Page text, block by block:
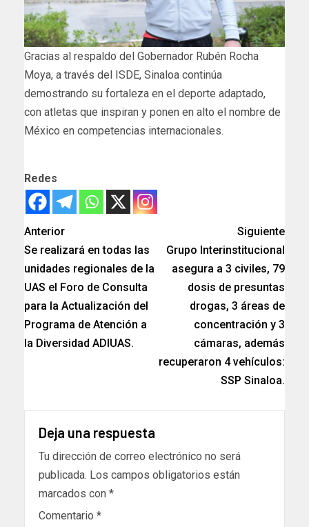
Gracias al respaldo del Gobernador Rubén Rocha
Moya, a través del ISDE, Sinaloa continúa
demostrando su fortaleza en el deporte adaptado,
con atletas que inspiran y ponen en alto el nombre de
México en competencias internacionales.
Redes
Anterior
Se realizará en todas las
unidades regionales de la
UAS el Foro de Consulta
para la Actualización del
Programa de Atención a
la Diversidad ADIUAS.
Siguiente
Grupo Interinstitucional
asegura a 3 civiles, 79
dosis de presuntas
drogas, 3 áreas de
concentración y 3
cámaras, además
recuperaron 4 vehículos:
SSP Sinaloa.
Deja una respuesta
Tu dirección de correo electrónico no será
publicada. Los campos obligatorios están
marcados con *
Comentario *